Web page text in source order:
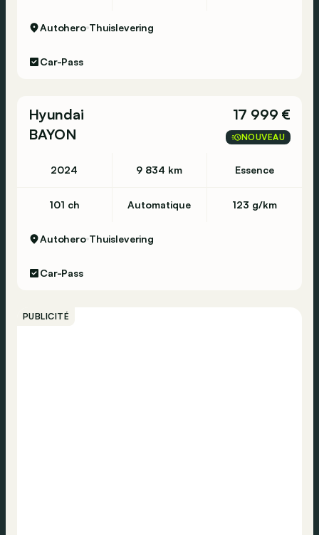
Autohero Thuislevering
Car-Pass
Hyundai
BAYON
17 999 €
NOUVEAU
2024 9 834 km Essence
101 ch Automatique 123 g/km
Autohero Thuislevering
Car-Pass
PUBLICITÉ